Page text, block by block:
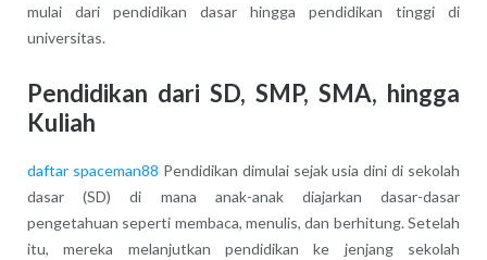
mulai dari pendidikan dasar hingga pendidikan tinggi di
universitas.
Pendidikan dari SD, SMP, SMA, hingga
Kuliah
daftar spaceman88 Pendidikan dimulai sejak usia dini di sekolah
dasar (SD) di mana anak-anak diajarkan dasar-dasar
pengetahuan seperti membaca, menulis, dan berhitung. Setelah
itu, mereka melanjutkan pendidikan ke jenjang sekolah